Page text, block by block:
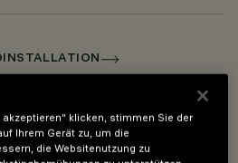
LIBERA SYSTEM - MONTAGE- UND VERSORGUNGSZUBEHÖR
klicken, stimmen Sie der
Ihrem Gerät zu, um die
die Websitenutzung zu